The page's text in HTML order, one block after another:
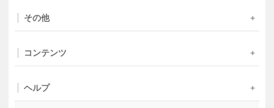
その他
コンテンツ
ヘルプ